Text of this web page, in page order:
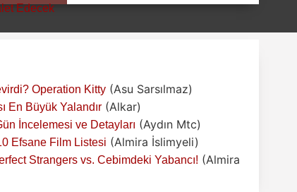
Operation Kitty (Asu Sarsılmaz)
En Büyük Yalandır (Alkar)
İncelemesi ve Detayları (Aydın Mtc)
Efsane Film Listesi (Almira İslimyeli)
Strangers vs. Cebimdeki Yabancı! (Almira